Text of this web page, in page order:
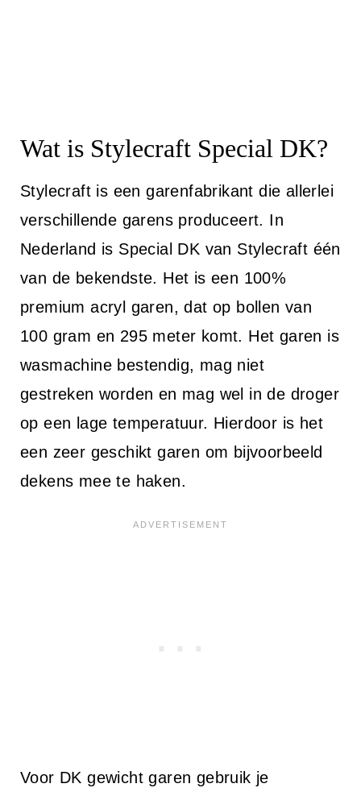
Wat is Stylecraft Special DK?
Stylecraft is een garenfabrikant die allerlei
verschillende garens produceert. In
Nederland is Special DK van Stylecraft één
van de bekendste. Het is een 100%
premium acryl garen, dat op bollen van
100 gram en 295 meter komt. Het garen is
wasmachine bestendig, mag niet
gestreken worden en mag wel in de droger
op een lage temperatuur. Hierdoor is het
een zeer geschikt garen om bijvoorbeeld
dekens mee te haken.
Voor DK gewicht garen gebruik je